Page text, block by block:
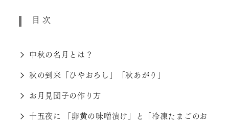
目次
中秋の名月とは？
秋の到来「ひやおろし」「秋あがり」
お月見団子の作り方
十五夜に 「卵黄の味噌漬け」と「冷凍たまごのお